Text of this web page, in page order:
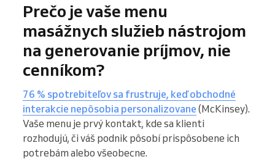
Prečo je vaše menu
masážnych služieb nástrojom
na generovanie príjmov, nie
cenníkom?
76 % spotrebiteľov sa frustruje, keď obchodné
interakcie nepôsobia personalizovane (McKinsey).
Vaše menu je prvý kontakt, kde sa klienti
rozhodujú, či váš podnik pôsobí prispôsobene ich
potrebám alebo všeobecne.